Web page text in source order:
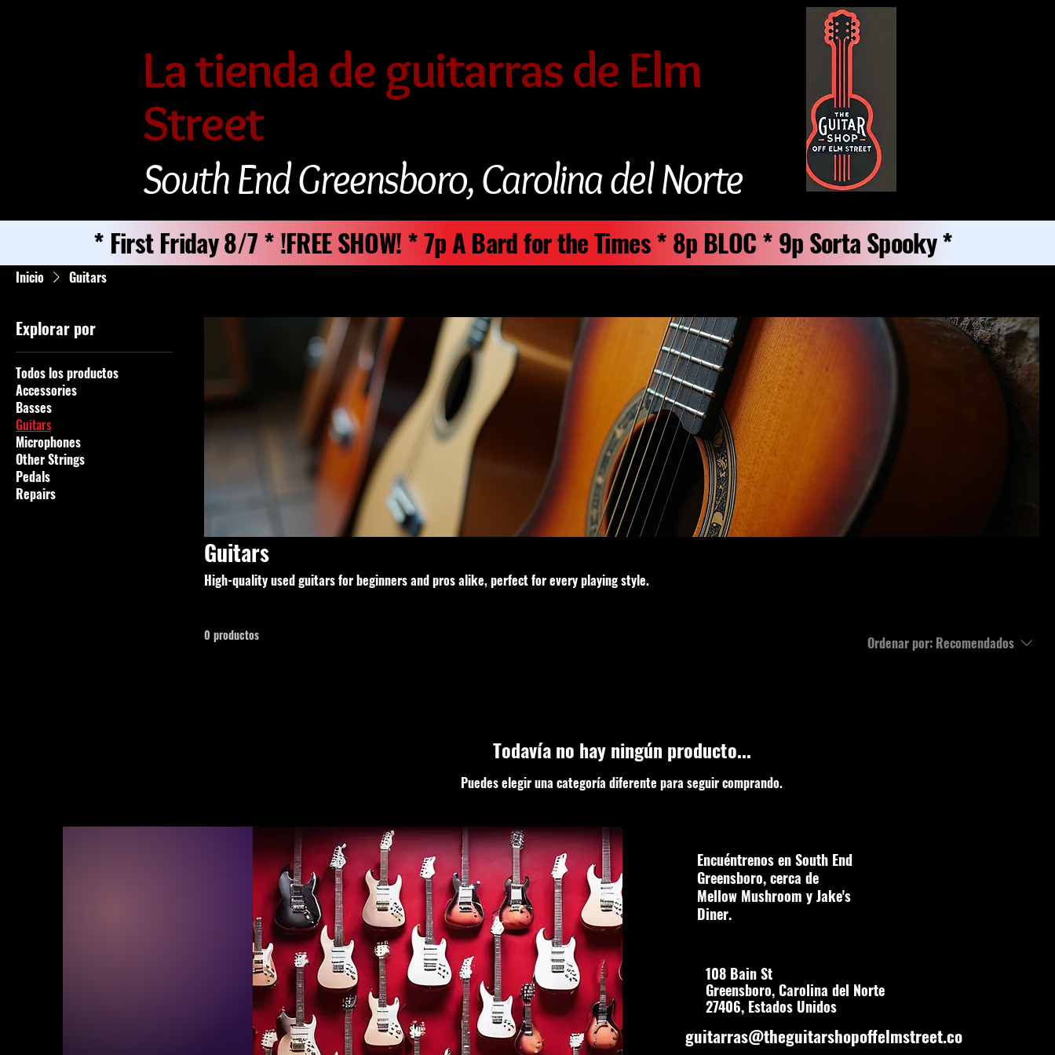
La tienda de guitarras de Elm
Street
South End Greensboro, Carolina del Norte
* First Friday 8/7 * !FREE SHOW! * 7p A Bard for the Times * 8p BLOC * 9p Sorta Spooky *
Inicio Guitars
Explorar por
Todos los productos
Accessories
Basses
Guitars
Microphones
Other Strings
Pedals
Repairs
Guitars
High-quality used guitars for beginners and pros alike, perfect for every playing style.
0 productos Ordenar por: Recomendados
Todavía no hay ningún producto...
Puedes elegir una categoría diferente para seguir comprando.
Encuéntrenos en South End
Greensboro, cerca de
Mellow Mushroom y Jake's
Diner.
108 Bain St
Greensboro, Carolina del Norte
27406, Estados Unidos
guitarras@theguitarshopoffelmstreet.co